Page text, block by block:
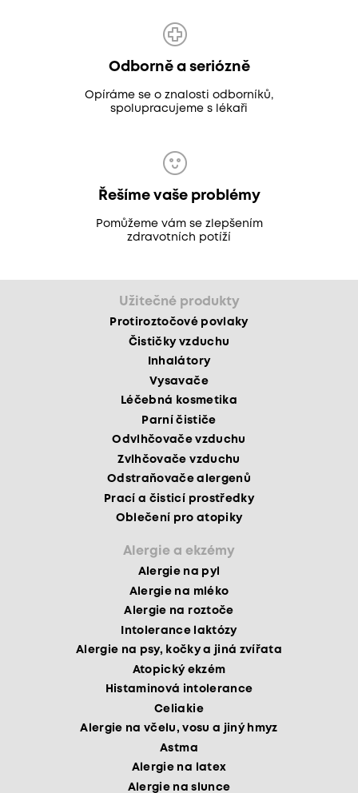
Odborně a seriózně
Opíráme se o znalosti odborníků,
spolupracujeme s lékaři
Řešíme vaše problémy
Pomůžeme vám se zlepšením
zdravotních potíží
Užitečné produkty
Protiroztočové povlaky
Čističky vzduchu
Inhalátory
Vysavače
Léčebná kosmetika
Parní čističe
Odvlhčovače vzduchu
Zvlhčovače vzduchu
Odstraňovače alergenů
Prací a čisticí prostředky
Oblečení pro atopiky
Alergie a ekzémy
Alergie na pyl
Alergie na mléko
Alergie na roztoče
Intolerance laktózy
Alergie na psy, kočky a jiná zvířata
Atopický ekzém
Histaminová intolerance
Celiakie
Alergie na včelu, vosu a jiný hmyz
Astma
Alergie na latex
Alergie na slunce